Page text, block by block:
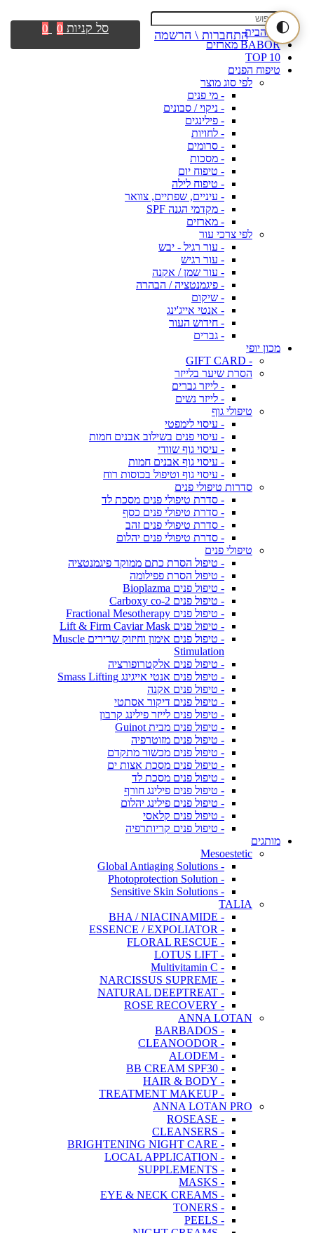
🌓דף הבית
BABOR מארזים
TOP 10
טיפוח הפנים
לפי סוג מוצר
- מי פנים
- ניקוי / סבונים
- פילינגים
- לחויות
- סרומים
- מסכות
- טיפוח יום
- טיפוח לילה
- עיניים, שפתיים, צוואר
- מקדמי הגנה SPF
- מארזים
לפי צרכי עור
- עור רגיל - יבש
- עור רגיש
- עור שמן / אקנה
- פיגמנטציה / הבהרה
- שיקום
- אנטי אייג'ינג
- חידוש העור
- גברים
מכון יופי
- GIFT CARD
הסרת שיער בלייזר
- לייזר גברים
- לייזר נשים
טיפולי גוף
- עיסוי לימפטי
- עיסוי פנים בשילוב אבנים חמות
- עיסוי גוף שוודי
- עיסוי גוף אבנים חמות
- עיסוי גוף וטיפול בכוסות רוח
סדרות טיפולי פנים
- סדרת טיפולי פנים מסכת לד
- סדרת טיפולי פנים כסף
- סדרת טיפולי פנים זהב
- סדרת טיפולי פנים יהלום
טיפולי פנים
- טיפול הסרת כתם ממוקד פיגמנטציה
- טיפול הסרת פפילומה
- טיפול פנים Bioplazma
- טיפול פנים Carboxy co-2
- טיפול פנים Fractional Mesotherapy
- טיפול פנים Lift & Firm Caviar Mask
- טיפול פנים אימון וחיזוק שרירים Muscle
Stimulation
- טיפול פנים אלקטרופורציה
- טיפול פנים אנטי אייגינג Smass Lifting
- טיפול פנים אקנה
- טיפול פנים דיקור אסתטי
- טיפול פנים לייזר פילינג קרבון
- טיפול פנים מבית Guinot
- טיפול פנים מזוטרפיה
- טיפול פנים מכשור מתקדם
- טיפול פנים מסכת אצות ים
- טיפול פנים מסכת לד
- טיפול פנים פילינג חורף
- טיפול פנים פילינג יהלום
- טיפול פנים קלאסי
- טיפול פנים קריותרפיה
מותגים
Mesoestetic
- Global Antiaging Solutions
- Photoprotection Solution
- Sensitive Skin Solutions
TALIA
- BHA / NIACINAMIDE
- ESSENCE / EXPOLIATOR
- FLORAL RESCUE
- LOTUS LIFT
- Multivitamin C
- NARCISSUS SUPREME
- NATURAL DEEPTREAT
- ROSE RECOVERY
ANNA LOTAN
- BARBADOS
- CLEANOODOR
- ALODEM
- BB CREAM SPF30
- HAIR & BODY
- TREATMENT MAKEUP
ANNA LOTAN PRO
- ROSEASE
- CLEANSERS
- BRIGHTENING NIGHT CARE
- LOCAL APPLICATION
- SUPPLEMENTS
- MASKS
- EYE & NECK CREAMS
- TONERS
- PEELS
התחברות \ הרשמה סל קניות 0
0